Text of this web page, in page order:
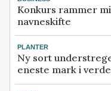
Konkurs rammer
navneskifte
PLANTER
Ny sort
eneste mark i